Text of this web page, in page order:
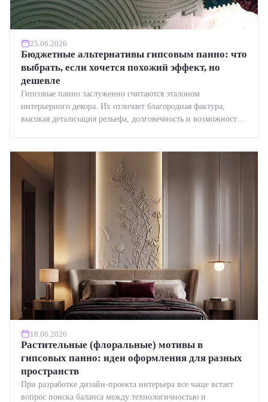
25.06.2026
Бюджетные альтернативы гипсовым панно: что
выбрать, если хочется похожий эффект, но
дешевле
Гипсовые панно заслуженно считаются эталоном
интерьерного декора. Их отличает благородная фактура,
высокая детализация рельефа, долговечность и возможность
18.06.2026
Растительные (флоральные) мотивы в
гипсовых панно: идеи оформления для разных
пространств
При разработке дизайн-проекта интерьера все чаще встает
вопрос поиска баланса между технологичностью и